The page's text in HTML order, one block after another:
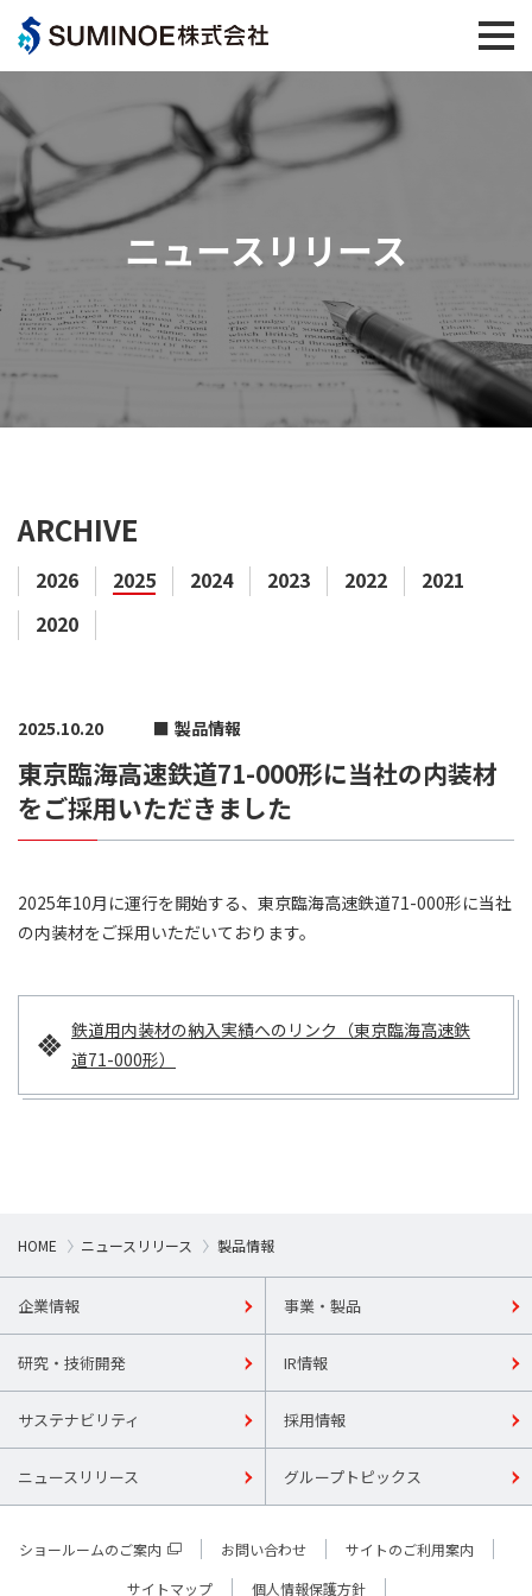
ニュースリリース
ARCHIVE
2026 2025 2024 2023 2022
2021
2020
2025.10.20 製品情報
東京臨海高速鉄道71-000形に当社の内装材
をご採用いただきました
2025年10月に運行を開始する、東京臨海高速鉄道71-000形に当社
の内装材をご採用いただいております。
鉄道用内装材の納入実績へのリンク（東京臨海高速鉄
道71-000形）
HOME ニュースリリース 製品情報
企業情報 事業・製品
研究・技術開発 IR情報
サステナビリティ 採用情報
ニュースリリース グループトピックス
ショールームのご案内 お問い合わせ
サイトのご利用案内
サイトマップ
個人情報保護方針